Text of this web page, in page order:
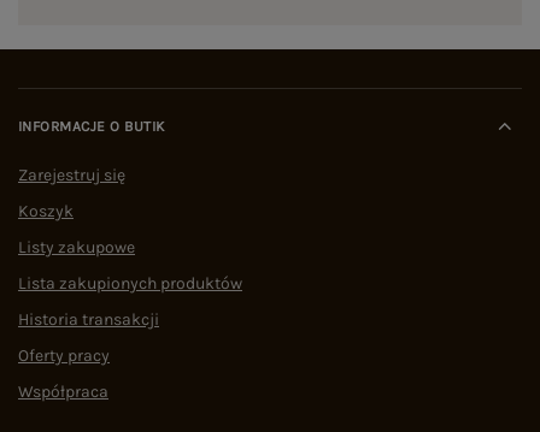
INFORMACJE O BUTIK
Zarejestruj się
Koszyk
Listy zakupowe
Lista zakupionych produktów
Historia transakcji
Oferty pracy
Współpraca